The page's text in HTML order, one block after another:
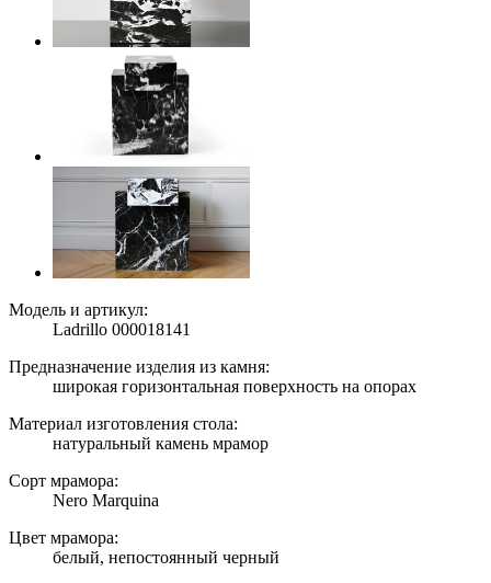
Модель и артикул:
Ladrillo 000018141
Предназначение изделия из камня:
широкая горизонтальная поверхность на опорах
Материал изготовления стола:
натуральный камень мрамор
Сорт мрамора:
Nero Marquina
Цвет мрамора:
белый, непостоянный черный